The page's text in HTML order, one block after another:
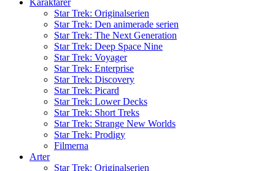
Karaktärer
Star Trek: Originalserien
Star Trek: Den animerade serien
Star Trek: The Next Generation
Star Trek: Deep Space Nine
Star Trek: Voyager
Star Trek: Enterprise
Star Trek: Discovery
Star Trek: Picard
Star Trek: Lower Decks
Star Trek: Short Treks
Star Trek: Strange New Worlds
Star Trek: Prodigy
Filmerna
Arter
Star Trek: Originalserien